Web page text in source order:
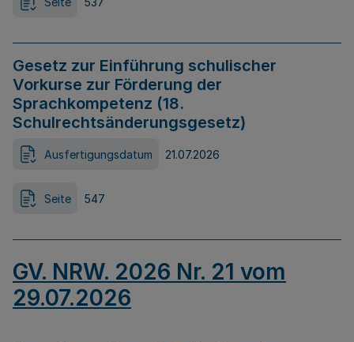
Gesetz zur Einführung schulischer
Vorkurse zur Förderung der
Sprachkompetenz (18.
Schulrechtsänderungsgesetz)
Ausfertigungsdatum 21.07.2026
Seite 547
GV. NRW. 2026 Nr. 21 vom
29.07.2026